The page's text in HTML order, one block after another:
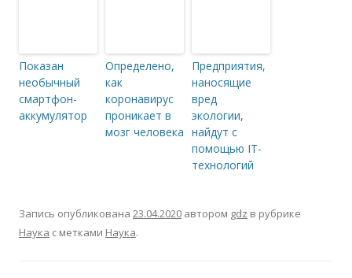
Показан
необычный
смартфон-
аккумулятор
Определено,
как
коронавирус
проникает в
мозг человека
Предприятия,
наносящие
вред
экологии,
найдут с
помощью IT-
технологий
Запись опубликована 23.04.2020 автором gdz в рубрике
Наука с метками Наука.